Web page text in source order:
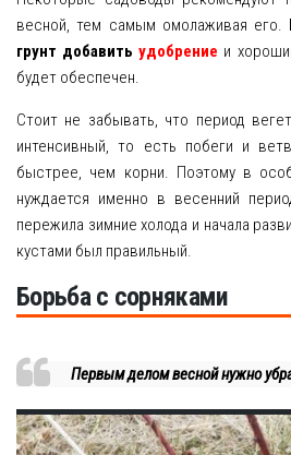
весной, тем самым омолаживая его.
грунт добавитьудобрение и
будет обеспечен.
Стоит не забывать, что период
интенсивный, то есть побеги и
быстрее, чем корни. Поэтому в
нуждается именно в весенний
пережила зимние холода и начала
кустами был правильный.
Борьба с сорняками
Первым делом весной нужно